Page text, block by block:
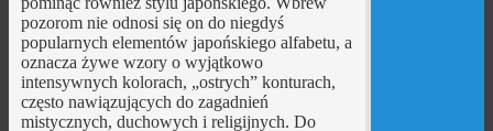
pozorom nie odnosi się on do niegdyś
popularnych elementów japońskiego alfabetu, a
oznacza żywe wzory o wyjątkowo
intensywnych kolorach, „ostrych” konturach,
często nawiązujących do zagadnień
mistycznych, duchowych i religijnych. Do